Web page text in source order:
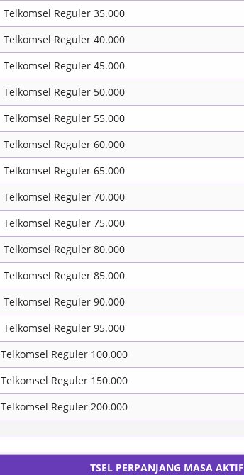
Telkomsel Reguler 35.000
Telkomsel Reguler 40.000
Telkomsel Reguler 45.000
Telkomsel Reguler 50.000
Telkomsel Reguler 55.000
Telkomsel Reguler 60.000
Telkomsel Reguler 65.000
Telkomsel Reguler 70.000
Telkomsel Reguler 75.000
Telkomsel Reguler 80.000
Telkomsel Reguler 85.000
Telkomsel Reguler 90.000
Telkomsel Reguler 95.000
Telkomsel Reguler 100.000
Telkomsel Reguler 150.000
Telkomsel Reguler 200.000
TSEL PERPANJANG MASA AKTIF